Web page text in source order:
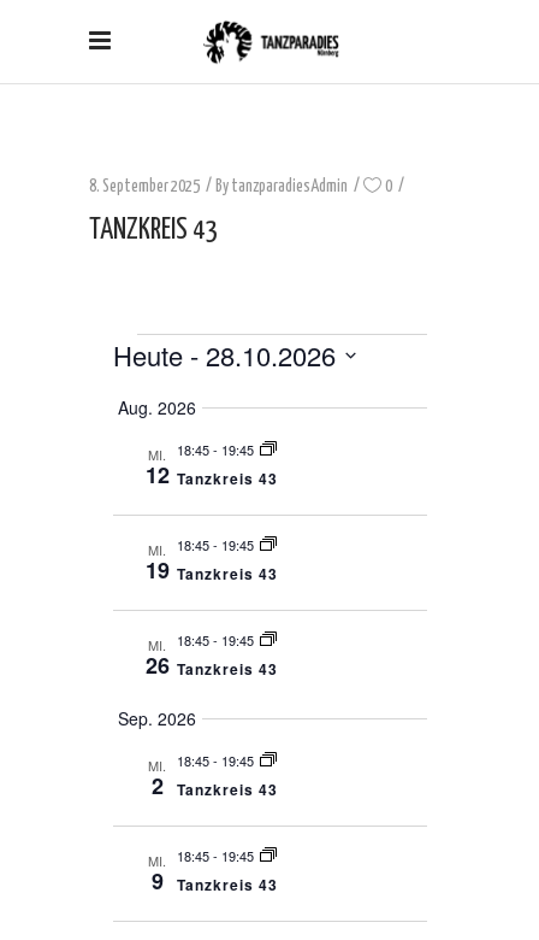
8. September 2025 By tanzparadiesAdmin 0
TANZKREIS 43
VERANSTALTUNGEN
Heute - 28.10.2026
auswählen.
Aug. 2026
MI.
12
18:45- 19:45
Tanzkreis 43
MI.
19
18:45- 19:45
Tanzkreis 43
MI.
26
18:45- 19:45
Tanzkreis 43
Sep. 2026
MI.
2
18:45- 19:45
Tanzkreis 43
MI.
9
18:45- 19:45
Tanzkreis 43